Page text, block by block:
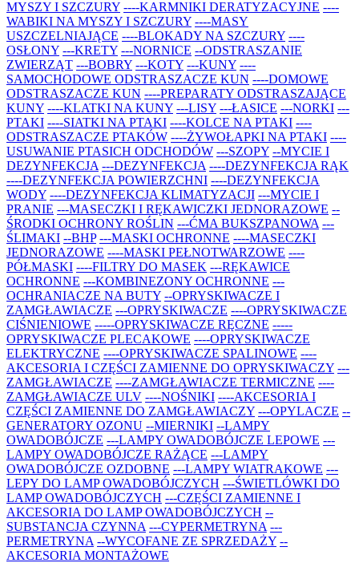
MYSZY I SZCZURY ----KARMNIKI DERATYZACYJNE ----
WABIKI NA MYSZY I SZCZURY ----MASY
USZCZELNIAJĄCE ----BLOKADY NA SZCZURY ----
OSŁONY ---KRETY ---NORNICE --ODSTRASZANIE
ZWIERZĄT ---BOBRY ---KOTY ---KUNY ----
SAMOCHODOWE ODSTRASZACZE KUN ----DOMOWE
ODSTRASZACZE KUN ----PREPARATY ODSTRASZAJĄCE
KUNY ----KLATKI NA KUNY ---LISY ---ŁASICE ---NORKI ---
PTAKI ----SIATKI NA PTAKI ----KOLCE NA PTAKI ----
ODSTRASZACZE PTAKÓW ----ŻYWOŁAPKI NA PTAKI ----
USUWANIE PTASICH ODCHODÓW ---SZOPY --MYCIE I
DEZYNFEKCJA ---DEZYNFEKCJA ----DEZYNFEKCJA RĄK
----DEZYNFEKCJA POWIERZCHNI ----DEZYNFEKCJA
WODY ----DEZYNFEKCJA KLIMATYZACJI ---MYCIE I
PRANIE ---MASECZKI I RĘKAWICZKI JEDNORAZOWE --
ŚRODKI OCHRONY ROŚLIN ---ĆMA BUKSZPANOWA ---
ŚLIMAKI --BHP ---MASKI OCHRONNE ----MASECZKI
JEDNORAZOWE ----MASKI PEŁNOTWARZOWE ----
PÓŁMASKI ----FILTRY DO MASEK ---RĘKAWICE
OCHRONNE ---KOMBINEZONY OCHRONNE ---
OCHRANIACZE NA BUTY --OPRYSKIWACZE I
ZAMGŁAWIACZE ---OPRYSKIWACZE ----OPRYSKIWACZE
CIŚNIENIOWE -----OPRYSKIWACZE RĘCZNE -----
OPRYSKIWACZE PLECAKOWE ----OPRYSKIWACZE
ELEKTRYCZNE ----OPRYSKIWACZE SPALINOWE ----
AKCESORIA I CZĘŚCI ZAMIENNE DO OPRYSKIWACZY ---
ZAMGŁAWIACZE ----ZAMGŁAWIACZE TERMICZNE ----
ZAMGŁAWIACZE ULV ----NOŚNIKI ----AKCESORIA I
CZĘŚCI ZAMIENNE DO ZAMGŁAWIACZY ---OPYLACZE --
GENERATORY OZONU --MIERNIKI --LAMPY
OWADOBÓJCZE ---LAMPY OWADOBÓJCZE LEPOWE ---
LAMPY OWADOBÓJCZE RAŻĄCE ---LAMPY
OWADOBÓJCZE OZDOBNE ---LAMPY WIATRAKOWE ---
LEPY DO LAMP OWADOBÓJCZYCH ---ŚWIETLÓWKI DO
LAMP OWADOBÓJCZYCH ---CZĘŚCI ZAMIENNE I
AKCESORIA DO LAMP OWADOBÓJCZYCH --
SUBSTANCJA CZYNNA ---CYPERMETRYNA ---
PERMETRYNA --WYCOFANE ZE SPRZEDAŻY --
AKCESORIA MONTAŻOWE